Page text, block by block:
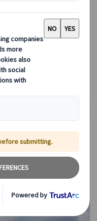
国周遊ツアーは、北欧の
なっております。
に触れた後、中世の美しい
旧市街や王宮を観光し、名
渡ります。
ンの故郷ナーンタリを自由
なく体感できる充実のプラ
欧体験も楽しめます。
的に巡る充実プラ
要観光スポットを効率よく
ュール。初めての北欧旅行